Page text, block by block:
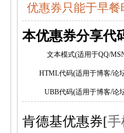
优惠券只能于早
本优惠券分享代
文本模式(适用于QQ/
HTML代码(适用于博客/论
UBB代码(适用于博客/论
肯德基优惠券[手